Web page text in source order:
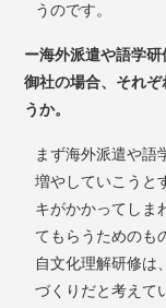
うのです。
ー海外派遣や語学研
御社の場合、それ
うか。
まず海外派遣や語
増やしていこうと
キがかかってしま
てもらうためのも
自文化理解研修は
づくりだと考えて